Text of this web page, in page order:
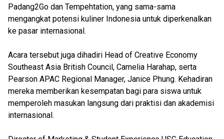
Padang2Go dan Tempehtation, yang sama-sama
mengangkat potensi kuliner Indonesia untuk diperkenalkan
ke pasar internasional.
Acara tersebut juga dihadiri Head of Creative Economy
Southeast Asia British Council, Camelia Harahap, serta
Pearson APAC Regional Manager, Janice Phung. Kehadiran
mereka memberikan kesempatan bagi para siswa untuk
memperoleh masukan langsung dari praktisi dan akademisi
internasional.